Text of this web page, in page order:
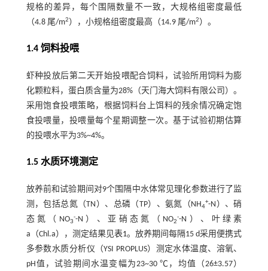
规格的差异，每个围隔数量不一致，大规格组密度最低
（4.8 尾/m2），小规格组密度最高（14.9 尾/m2）。
1.4 饲料投喂
虾种投放后第二天开始投喂配合饲料，试验所用饲料为膨
化颗粒料，蛋白质含量为28%（天门海大饲料有限公司）。
采用饱食投喂策略，根据饲料台上饵料的残余情况确定饱
食投喂量，投喂量每个星期调整一次。基于试验初期估算
的投喂水平为3%~4%。
1.5 水质环境测定
放养前和试验期间对9个围隔中水体常见理化参数进行了监
测，包括总氮（TN）、总磷（TP）、氨氮（NH4
+-N）、硝
态氮（NO3
--N）、亚硝态氮（NO2
--N）、叶绿素
a（Chl.a），测定结果见表1。放养期间每隔15 d采用便携式
多参数水质分析仪（YSI PROPLUS）测定水体温度、溶氧、
pH值，试验期间水温变幅为23~30 ℃，均值（26±3.57）